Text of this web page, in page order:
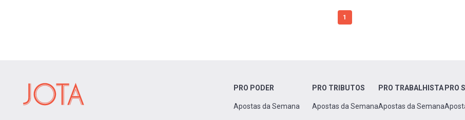
1
PRO PODER
Apostas da Semana
PRO TRIBUTOS
Apostas da Semana
PRO TRABALHISTA
Apostas da Semana
PRO